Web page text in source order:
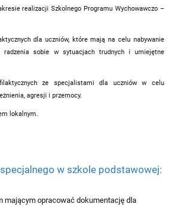
realizacji Szkolnego Programu Wychowawczo –
dla uczniów, które mają na celu nabywanie
radzenia sobie w sytuacjach trudnych i umiejętne
ze specjalistami dla uczniów w celu
agresji i przemocy.
lokalnym.
w szkole podstawowej:
mającym opracować dokumentację dla